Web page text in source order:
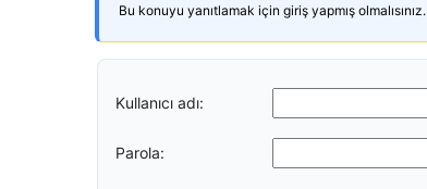
Bu konuyu yanıtlamak için giriş yapmış olmalısınız.
Kullanıcı adı:
Parola: